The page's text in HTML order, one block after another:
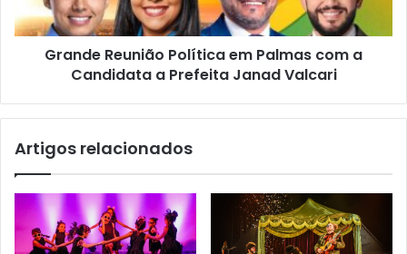
Grande Reunião Política em Palmas com a
Candidata a Prefeita Janad Valcari
Artigos relacionados